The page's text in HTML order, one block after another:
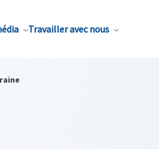
Travailler avec nous